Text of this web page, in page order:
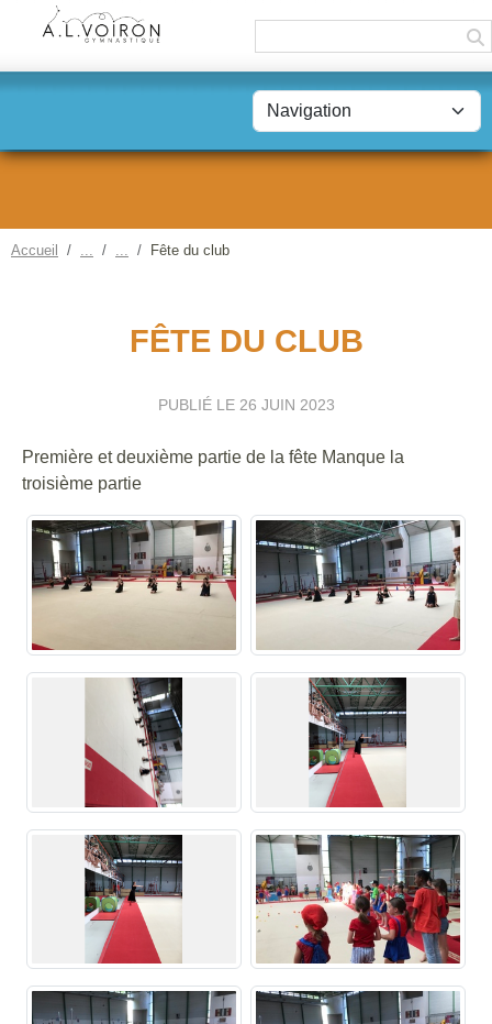
Accueil Fête du club
FÊTE DU CLUB
PUBLIÉ LE 26 JUIN 2023
Première et deuxième partie de la fête Manque la
troisième partie
Panneau de gestion des cookies